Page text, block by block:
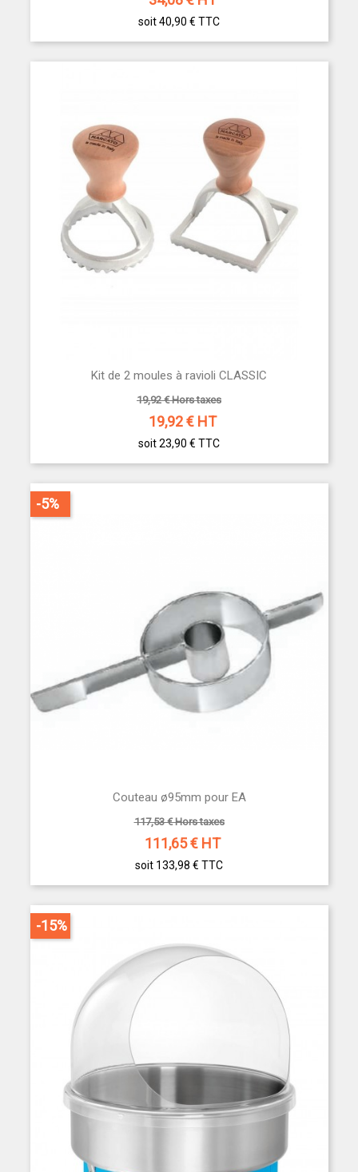
soit 40,90 € TTC
Kit de 2 moules à ravioli CLASSIC
19,92 € Hors taxes
19,92€ HT
soit 23,90 € TTC
Couteau ø95mm pour EA
117,53 € Hors taxes
111,65€ HT
soit 133,98 € TTC
-5%
-15%